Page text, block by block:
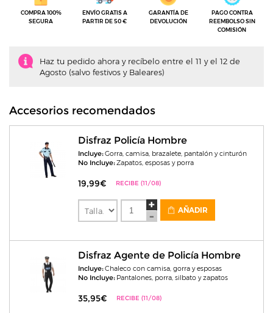
COMPRA 100%
SEGURA
ENVÍO GRATIS A
PARTIR DE 50 €
GARANTÍA DE
DEVOLUCIÓN
PAGO CONTRA
REEMBOLSO SIN
COMISIÓN
Haz tu pedido ahora y recíbelo entre el 11 y el 12 de
Agosto (salvo festivos y Baleares)
Accesorios recomendados
Disfraz Policía Hombre
Incluye:Gorra, camisa, brazalete, pantalón y cinturón
No Incluye:Zapatos, esposas y porra
19,99€ RECIBE (11/08)
AÑADIR
Disfraz Agente de Policía Hombre
Incluye:Chaleco con camisa, gorra y esposas
No Incluye: Pantalones, porra, silbato y zapatos
35,95€ RECIBE (11/08)